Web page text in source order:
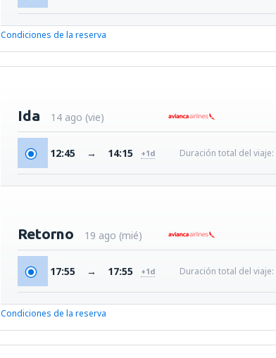
Condiciones de la reserva
Ida 14 ago (vie)
12:45 → 14:15 +1d Duración total del viaje:
Retorno 19 ago (mié)
17:55 → 17:55 +1d Duración total del viaje:
Condiciones de la reserva